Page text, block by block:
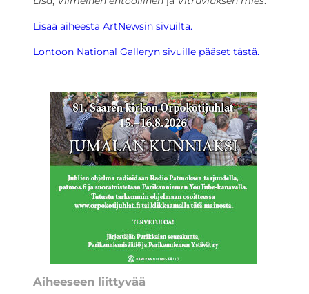
Lisää aiheesta ArtNewsin sivuilta.
Lontoon National Galleryn sivuille pääset tästä.
Aiheeseen liittyvää